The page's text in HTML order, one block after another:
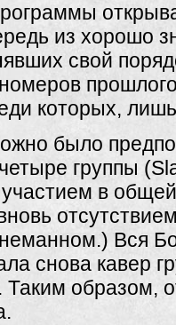
из хорошо
свой
которых,
было
группы
в
Вся
снова кавер
. Таким образом,